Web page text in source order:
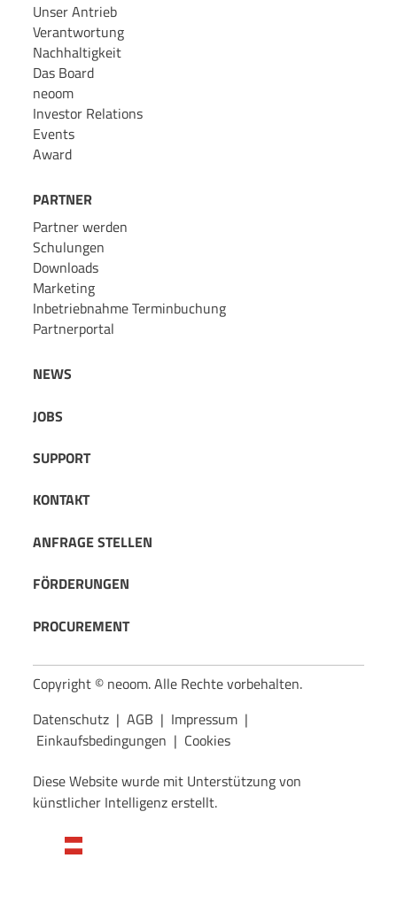
Unser Antrieb
Verantwortung
Nachhaltigkeit
Das Board
neoom
Investor Relations
Events
Award
PARTNER
Partner werden
Schulungen
Downloads
Marketing
Inbetriebnahme Terminbuchung
Partnerportal
NEWS
JOBS
SUPPORT
KONTAKT
ANFRAGE STELLEN
FÖRDERUNGEN
PROCUREMENT
Copyright © neoom. Alle Rechte vorbehalten.
Datenschutz| AGB | Impressum|
Einkaufsbedingungen | Cookies
Diese Website wurde mit Unterstützung von
künstlicher Intelligenz erstellt.